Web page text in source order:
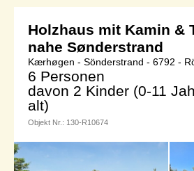
Holzhaus mit Kamin &
nahe Sønderstrand
Kærhøgen - Sönderstrand - 6792 -
6 Personen
davon 2 Kinder (0-11
alt)
Objekt Nr.: 130-R10674